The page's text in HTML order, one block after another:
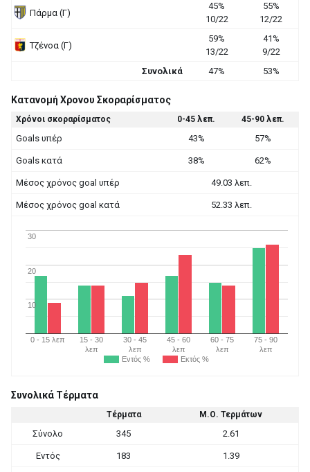
Πάρμα (Γ)
45%
10/22
55%
12/22
Τζένοα (Γ)
59%
13/22
41%
9/22
Συνολικά
47% 53%
Κατανομή Χρονου Σκοραρίσματος
Χρόνοι σκοραρίσματος 0-45 λεπ. 45-90 λεπ.
Goals υπέρ 43% 57%
Goals κατά 38% 62%
Μέσος χρόνος goal υπέρ 49.03 λεπ.
Μέσος χρόνος goal κατά 52.33 λεπ.
Εντός % Εκτός %
0 - 15 λεπ
15 - 30
λεπ
30 - 45
λεπ
45 - 60
λεπ
60 - 75
λεπ
75 - 90
λεπ
10
20
30
Συνολικά Τέρματα
Τέρματα Μ.Ο. Τερμάτων
Σύνολο 345 2.61
Εντός 183 1.39